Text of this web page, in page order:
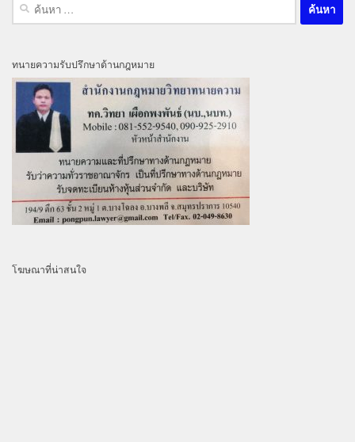
สำหรับ:
ทนายความรับปรึกษาด้านกฎหมาย
โฆษณาที่น่าสนใจ